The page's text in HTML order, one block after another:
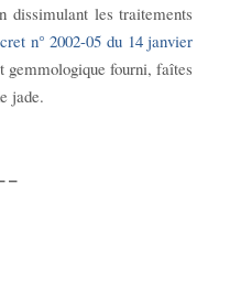
dissimulant les traitements
n° 2002-05 du 14 janvier
gemmologique fourni, faîtes
jade.
–